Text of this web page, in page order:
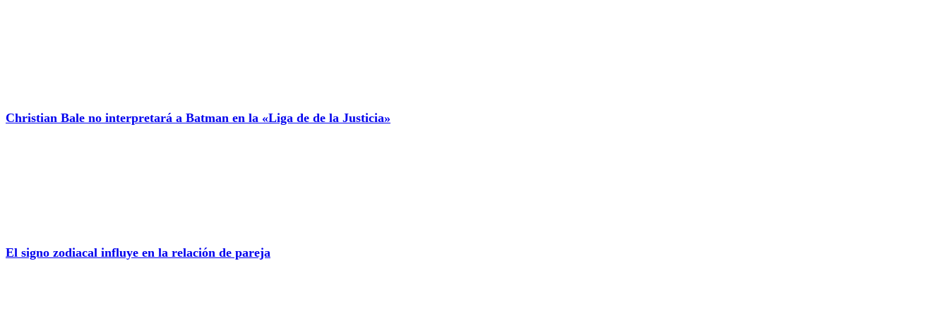
Christian Bale no interpretará a Batman en la «Liga de de la Justicia»
El signo zodiacal influye en la relación de pareja